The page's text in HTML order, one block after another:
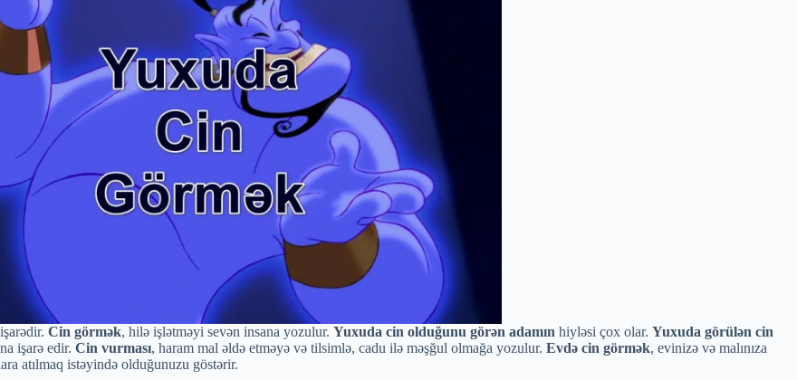
Cin görmək, hilə işlətməyi sevən insana yozulur. Yuxuda cin olduğunu görən adamın hiyləsi çox olar. Yuxuda görülən cin
işarə edir. Cin vurması, haram mal əldə etməyə və tilsimlə, cadu ilə məşğul olmağa yozulur. Evdə cin görmək, evinizə və malınıza
atılmaq istəyində olduğunuzu göstərir.